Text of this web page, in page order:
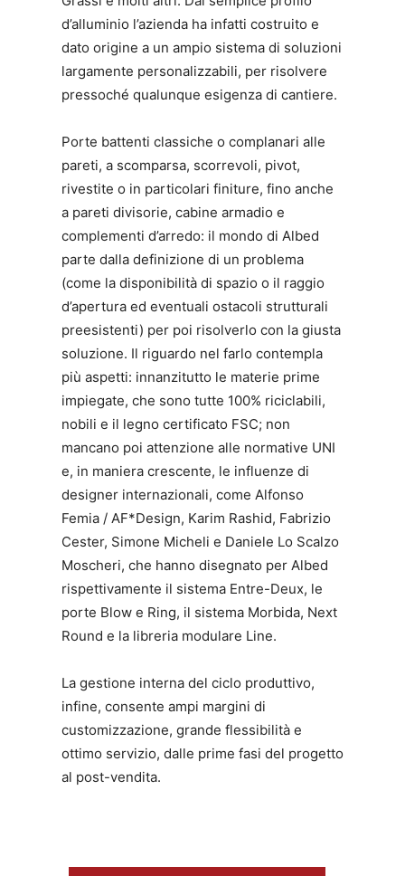
d’alluminio l’azienda ha infatti costruito e
dato origine a un ampio sistema di soluzioni
largamente personalizzabili, per risolvere
pressoché qualunque esigenza di cantiere.
Porte battenti classiche o complanari alle
pareti, a scomparsa, scorrevoli, pivot,
rivestite o in particolari finiture, fino anche
a pareti divisorie, cabine armadio e
complementi d’arredo: il mondo di Albed
parte dalla definizione di un problema
(come la disponibilità di spazio o il raggio
d’apertura ed eventuali ostacoli strutturali
preesistenti) per poi risolverlo con la giusta
soluzione. Il riguardo nel farlo contempla
più aspetti: innanzitutto le materie prime
impiegate, che sono tutte 100% riciclabili,
nobili e il legno certificato FSC; non
mancano poi attenzione alle normative UNI
e, in maniera crescente, le influenze di
designer internazionali, come Alfonso
Femia / AF*Design, Karim Rashid, Fabrizio
Cester, Simone Micheli e Daniele Lo Scalzo
Moscheri, che hanno disegnato per Albed
rispettivamente il sistema Entre-Deux, le
porte Blow e Ring, il sistema Morbida, Next
Round e la libreria modulare Line.
La gestione interna del ciclo produttivo,
infine, consente ampi margini di
customizzazione, grande flessibilità e
ottimo servizio, dalle prime fasi del progetto
al post-vendita.